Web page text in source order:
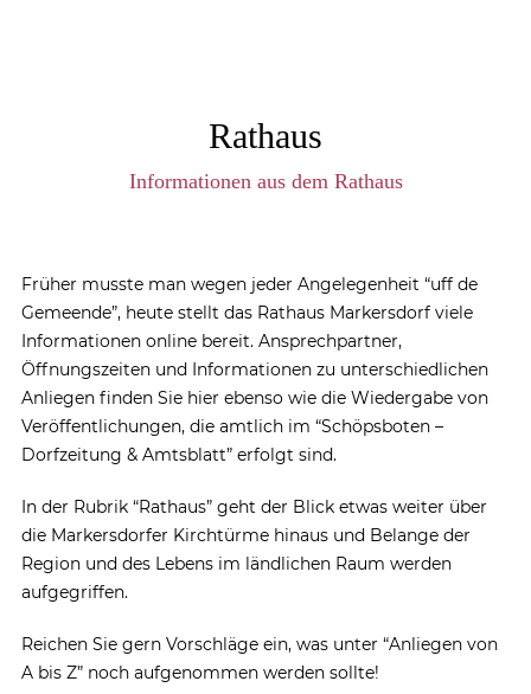
Rathaus
Informationen aus dem Rathaus
Früher musste man wegen jeder Angelegenheit “uff de
Gemeende”, heute stellt das Rathaus Markersdorf viele
Informationen online bereit. Ansprechpartner,
Öffnungszeiten und Informationen zu unterschiedlichen
Anliegen finden Sie hier ebenso wie die Wiedergabe von
Veröffentlichungen, die amtlich im “Schöpsboten –
Dorfzeitung & Amtsblatt” erfolgt sind.
In der Rubrik “Rathaus” geht der Blick etwas weiter über
die Markersdorfer Kirchtürme hinaus und Belange der
Region und des Lebens im ländlichen Raum werden
aufgegriffen.
Reichen Sie gern Vorschläge ein, was unter “Anliegen von
A bis Z” noch aufgenommen werden sollte!